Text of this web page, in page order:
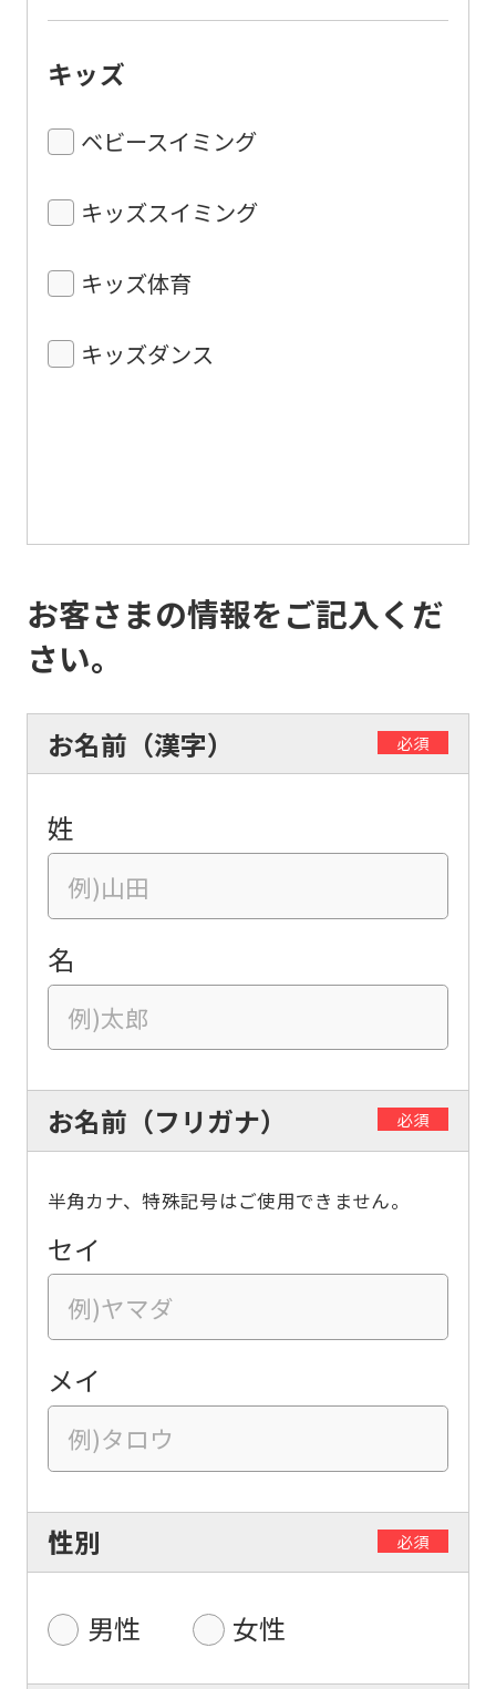
キッズ
ベビースイミング
キッズスイミング
キッズ体育
キッズダンス
お客さまの情報をご記入くだ
さい。
お名前（漢字） 必須
姓
名
お名前（フリガナ） 必須
半角カナ、特殊記号はご使用できません。
セイ
メイ
性別 必須
男性 女性